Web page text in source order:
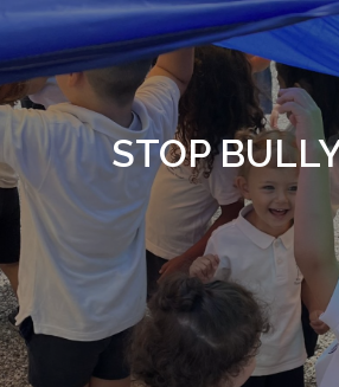
STOP